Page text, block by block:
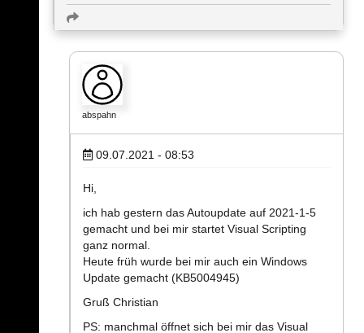
abspahn
09.07.2021 - 08:53
Hi,
ich hab gestern das Autoupdate auf 2021-1-5
gemacht und bei mir startet Visual Scripting
ganz normal.
Heute früh wurde bei mir auch ein Windows
Update gemacht (KB5004945)
Gruß Christian
PS: manchmal öffnet sich bei mir das Visual